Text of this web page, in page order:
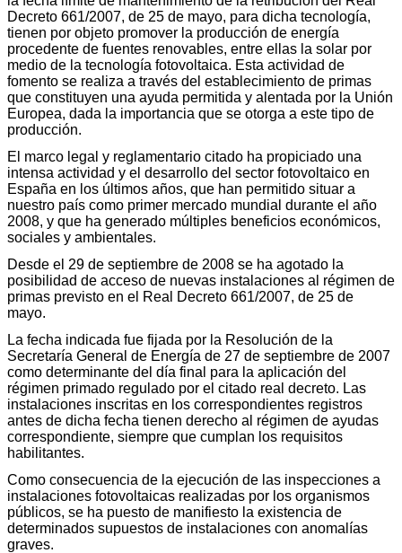
Decreto 661/2007, de 25 de mayo, para dicha tecnología,
tienen por objeto promover la producción de energía
procedente de fuentes renovables, entre ellas la solar por
medio de la tecnología fotovoltaica. Esta actividad de
fomento se realiza a través del establecimiento de primas
que constituyen una ayuda permitida y alentada por la Unión
Europea, dada la importancia que se otorga a este tipo de
producción.
El marco legal y reglamentario citado ha propiciado una
intensa actividad y el desarrollo del sector fotovoltaico en
España en los últimos años, que han permitido situar a
nuestro país como primer mercado mundial durante el año
2008, y que ha generado múltiples beneficios económicos,
sociales y ambientales.
Desde el 29 de septiembre de 2008 se ha agotado la
posibilidad de acceso de nuevas instalaciones al régimen de
primas previsto en el Real Decreto 661/2007, de 25 de
mayo.
La fecha indicada fue fijada por la Resolución de la
Secretaría General de Energía de 27 de septiembre de 2007
como determinante del día final para la aplicación del
régimen primado regulado por el citado real decreto. Las
instalaciones inscritas en los correspondientes registros
antes de dicha fecha tienen derecho al régimen de ayudas
correspondiente, siempre que cumplan los requisitos
habilitantes.
Como consecuencia de la ejecución de las inspecciones a
instalaciones fotovoltaicas realizadas por los organismos
públicos, se ha puesto de manifiesto la existencia de
determinados supuestos de instalaciones con anomalías
graves.